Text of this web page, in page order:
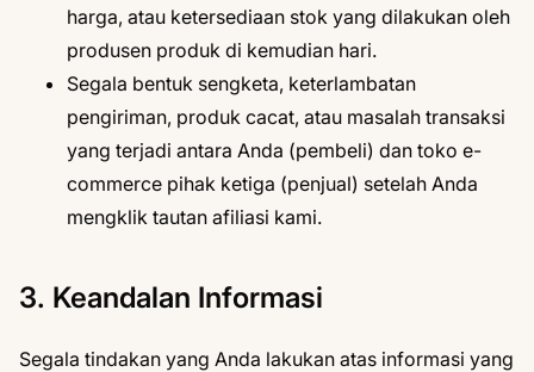
harga, atau ketersediaan stok yang dilakukan oleh
produsen produk di kemudian hari.
Segala bentuk sengketa, keterlambatan
pengiriman, produk cacat, atau masalah transaksi
yang terjadi antara Anda (pembeli) dan toko e-
commerce pihak ketiga (penjual) setelah Anda
mengklik tautan afiliasi kami.
3. Keandalan Informasi
Segala tindakan yang Anda lakukan atas informasi yang